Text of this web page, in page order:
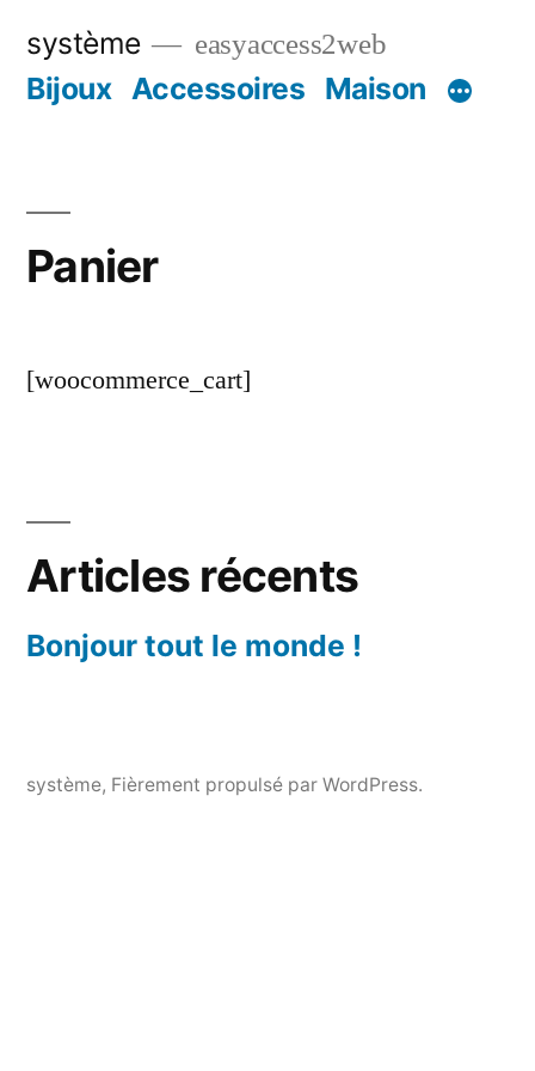
contenu
système easyaccess2web
Bijoux Accessoires Maison
Panier
[woocommerce_cart]
Articles récents
Bonjour tout le monde !
système, Fièrement propulsé par WordPress.